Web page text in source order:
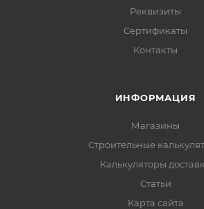
Реквизиты
Сертификаты
Контакты
ИНФОРМАЦИЯ
Магазины
Строительные
Калькуляторы
Статьи
Карта сайта